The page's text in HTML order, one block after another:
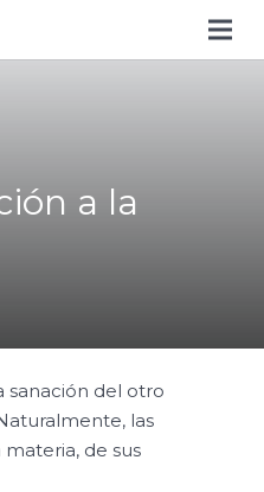
a la
sanación del otro
las
de sus